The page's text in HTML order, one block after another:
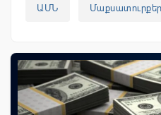
ԱՄՆ Մաքսատուրքեր